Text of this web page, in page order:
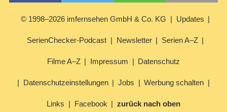
© 1998–2026 imfernsehen GmbH & Co. KG Updates
SerienChecker-Podcast Newsletter Serien A–Z
Filme A–Z Impressum Datenschutz
Datenschutzeinstellungen Jobs Werbung schalten
Links Facebook zurück nach oben